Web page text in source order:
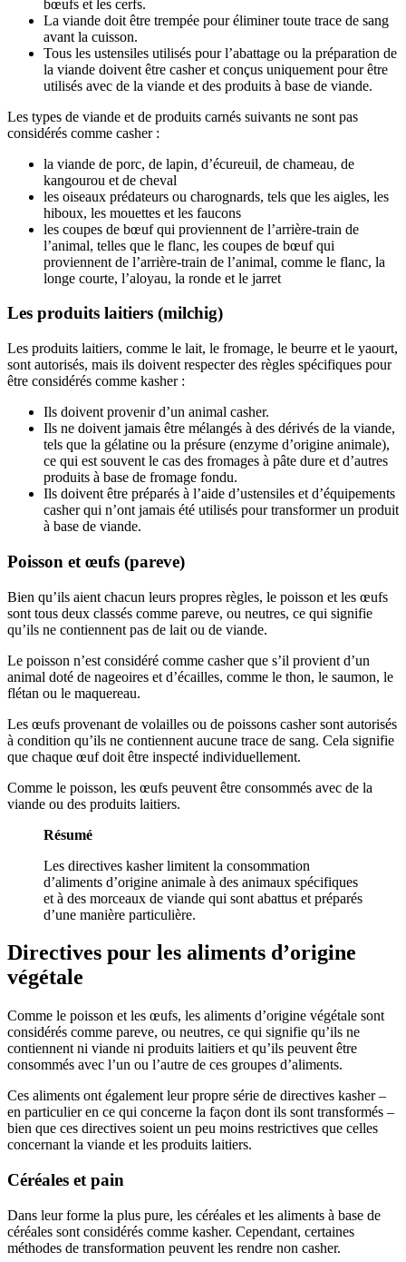
bœufs et les cerfs.
La viande doit être trempée pour éliminer toute trace de sang
avant la cuisson.
Tous les ustensiles utilisés pour l’abattage ou la préparation de
la viande doivent être casher et conçus uniquement pour être
utilisés avec de la viande et des produits à base de viande.
Les types de viande et de produits carnés suivants ne sont pas
considérés comme casher :
la viande de porc, de lapin, d’écureuil, de chameau, de
kangourou et de cheval
les oiseaux prédateurs ou charognards, tels que les aigles, les
hiboux, les mouettes et les faucons
les coupes de bœuf qui proviennent de l’arrière-train de
l’animal, telles que le flanc, les coupes de bœuf qui
proviennent de l’arrière-train de l’animal, comme le flanc, la
longe courte, l’aloyau, la ronde et le jarret
Les produits laitiers (milchig)
Les produits laitiers, comme le lait, le fromage, le beurre et le yaourt,
sont autorisés, mais ils doivent respecter des règles spécifiques pour
être considérés comme kasher :
Ils doivent provenir d’un animal casher.
Ils ne doivent jamais être mélangés à des dérivés de la viande,
tels que la gélatine ou la présure (enzyme d’origine animale),
ce qui est souvent le cas des fromages à pâte dure et d’autres
produits à base de fromage fondu.
Ils doivent être préparés à l’aide d’ustensiles et d’équipements
casher qui n’ont jamais été utilisés pour transformer un produit
à base de viande.
Poisson et œufs (pareve)
Bien qu’ils aient chacun leurs propres règles, le poisson et les œufs
sont tous deux classés comme pareve, ou neutres, ce qui signifie
qu’ils ne contiennent pas de lait ou de viande.
Le poisson n’est considéré comme casher que s’il provient d’un
animal doté de nageoires et d’écailles, comme le thon, le saumon, le
flétan ou le maquereau.
Les œufs provenant de volailles ou de poissons casher sont autorisés
à condition qu’ils ne contiennent aucune trace de sang. Cela signifie
que chaque œuf doit être inspecté individuellement.
Comme le poisson, les œufs peuvent être consommés avec de la
viande ou des produits laitiers.
Résumé
Les directives kasher limitent la consommation
d’aliments d’origine animale à des animaux spécifiques
et à des morceaux de viande qui sont abattus et préparés
d’une manière particulière.
Directives pour les aliments d’origine
végétale
Comme le poisson et les œufs, les aliments d’origine végétale sont
considérés comme pareve, ou neutres, ce qui signifie qu’ils ne
contiennent ni viande ni produits laitiers et qu’ils peuvent être
consommés avec l’un ou l’autre de ces groupes d’aliments.
Ces aliments ont également leur propre série de directives kasher –
en particulier en ce qui concerne la façon dont ils sont transformés –
bien que ces directives soient un peu moins restrictives que celles
concernant la viande et les produits laitiers.
Céréales et pain
Dans leur forme la plus pure, les céréales et les aliments à base de
céréales sont considérés comme kasher. Cependant, certaines
méthodes de transformation peuvent les rendre non casher.